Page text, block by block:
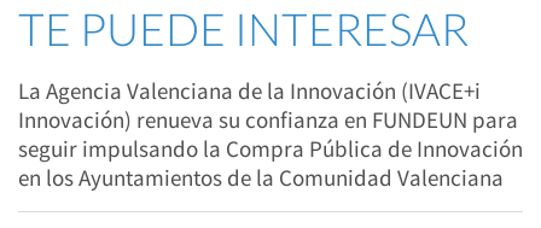
TE PUEDE INTERESAR
La Agencia Valenciana de la Innovación (IVACE+i
Innovación) renueva su confianza en FUNDEUN para
seguir impulsando la Compra Pública de Innovación
en los Ayuntamientos de la Comunidad Valenciana